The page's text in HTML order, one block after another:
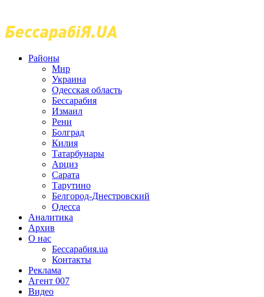
Районы
Мир
Украина
Одесская область
Бессарабия
Измаил
Рени
Болград
Килия
Татарбунары
Арциз
Сарата
Тарутино
Белгород-Днестровский
Одесса
Аналитика
Архив
О нас
Бессарабия.ua
Контакты
Реклама
Агент 007
Видео